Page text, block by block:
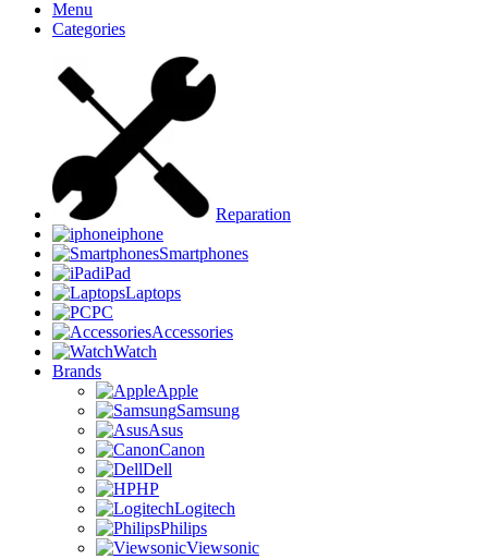
Menu
Categories
Reparation
iphone
Smartphones
iPad
Laptops
PC
Accessories
Watch
Brands
Apple
Samsung
Asus
Canon
Dell
HP
Logitech
Philips
Viewsonic